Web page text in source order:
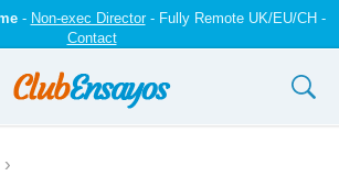
- Non-exec Director- Fully Remote UK/EU/CH -
Contact